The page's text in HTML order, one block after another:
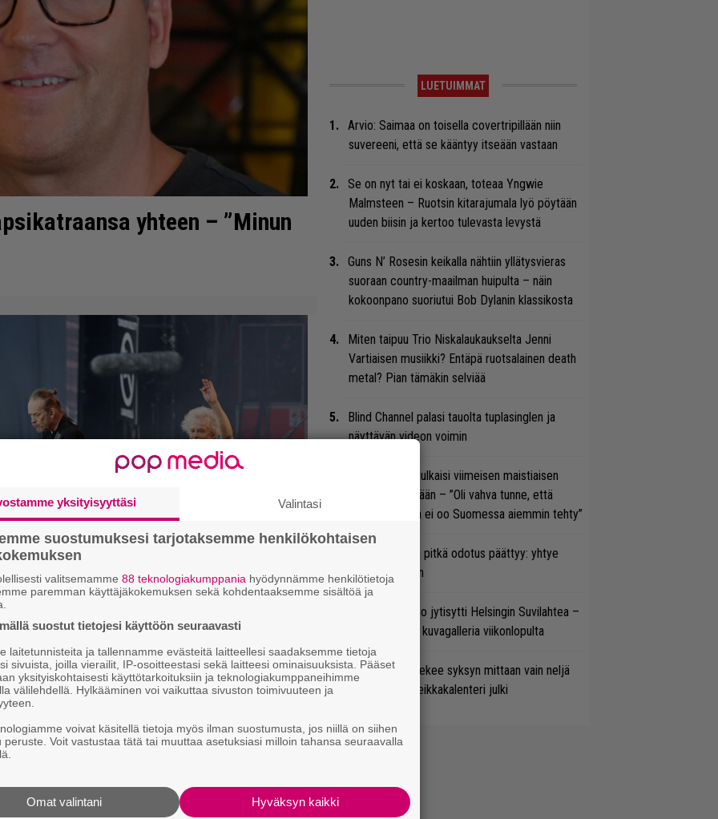
yhteen – ”Minun
konsertti esitetään Ylellä
LUETUIMMAT
Arvio: Saimaa on toisella covertripillään niin
suvereeni, että se kääntyy itseään vastaan
Se on nyt tai ei koskaan, toteaa Yngwie
Malmsteen – Ruotsin kitarajumala lyö pöytään
uuden biisin ja kertoo tulevasta levystä
Guns N’ Rosesin keikalla nähtiin yllätysvieras
suoraan country-maailman huipulta – näin
kokoonpano suoriutui Bob Dylanin klassikosta
Miten taipuu Trio Niskalaukaukselta Jenni
Vartiaisen musiikki? Entäpä ruotsalainen death
metal? Pian tämäkin selviää
Blind Channel palasi tauolta tuplasinglen ja
näyttävän videon voimin
Marko Annala julkaisi viimeisen maistiaisen
soolodebyytiltään – ”Oli vahva tunne, että
tällaista musaa ei oo Suomessa aiemmin tehty”
Weezer-fanien pitkä odotus päättyy: yhtye
tulee Suomeen
Jytäkesä Go-Go jytisytti Helsingin Suvilahtea –
Katso hulppea kuvagalleria viikonlopulta
Jarkko Ahola tekee syksyn mittaan vain neljä
konserttia – keikkakalenteri julki
yksityisyyttäsi Valintasi
suostumuksesi tarjotaksemme henkilökohtaisen
valitsemamme 88 teknologiakumppania hyödynnämme henkilötietoja
paremman käyttäjäkokemuksen sekä kohdentaaksemme sisältöä ja
suostut tietojesi käyttöön seuraavasti
laitetunnisteita ja tallennamme evästeitä laitteellesi saadaksemme tietoja
sivuista, joilla vierailit, IP-osoitteestasi sekä laitteesi ominaisuuksista. Pääset
yksityiskohtaisesti käyttötarkoituksiin ja teknologiakumppaneihimme
välilehdellä. Hylkääminen voi vaikuttaa sivuston toimivuuteen ja
voivat käsitellä tietoja myös ilman suostumusta, jos niillä on siihen
peruste. Voit vastustaa tätä tai muuttaa asetuksiasi milloin tahansa seuraavalla
Hyväksyn kaikki
Omat valintani